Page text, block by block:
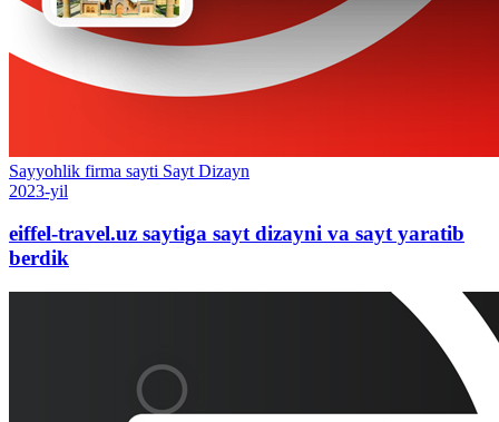
Sayyohlik firma sayti Sayt Dizayn
2023-yil
eiffel-travel.uz saytiga sayt dizayni va sayt yaratib
berdik